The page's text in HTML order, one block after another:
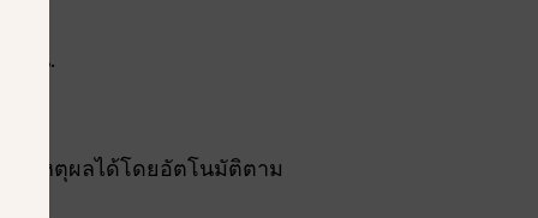
ญ.
เคน.
ให้เหตุผลได้โดยอัตโนมัติตาม